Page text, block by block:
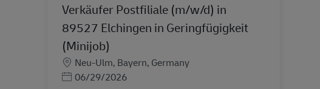
Verkäufer Postfiliale (m/w/d) in
89527 Elchingen in Geringfügigkeit
(Minijob)
勤務地
Neu-Ulm, Bayern, Germany
Posted Date
06/29/2026